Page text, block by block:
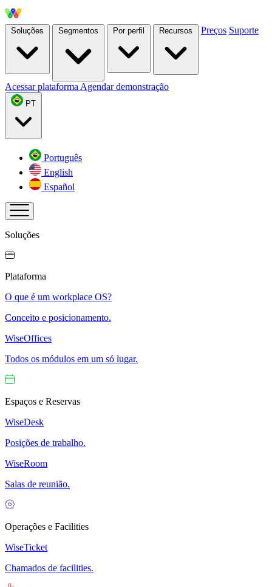
Soluções Segmentos Por perfil Recursos Preços Suporte
Acessar plataforma Agendar demonstração
PT
Português
English
Español
Soluções
Plataforma
O que é um workplace OS?
Conceito e posicionamento.
WiseOffices
Todos os módulos em um só lugar.
Espaços e Reservas
WiseDesk
Posições de trabalho.
WiseRoom
Salas de reunião.
Operações e Facilities
WiseTicket
Chamados de facilities.